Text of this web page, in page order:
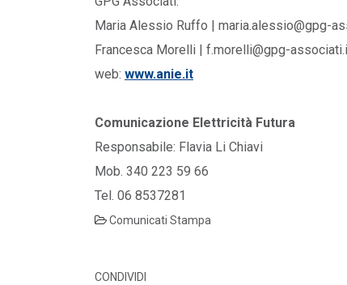
Maria Alessio Ruffo | maria.alessio@gpg-
Francesca Morelli | f.morelli@gpg-
web: www.anie.it
Comunicazione Elettricità Futura
Responsabile: Flavia Li Chiavi
Mob. 340 223 59 66
Tel. 06 8537281
Comunicati Stampa
CONDIVIDI